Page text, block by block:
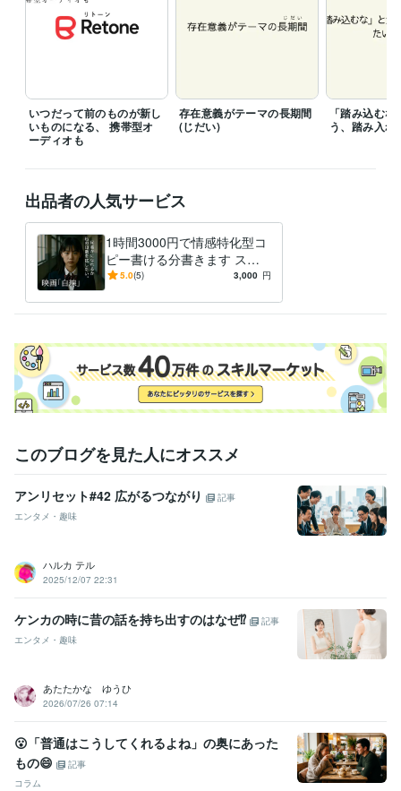
ビジネス・クリエイティブツール
Google ドキュメント:5年 ChatGPT:1年Canva:2年
いつだって前のものが新し
いものになる、 携帯型オ
ーディオも
存在意義がテーマの長期間
(じだい)
「踏み込む
う、踏み入れ
出品者の人気サービス
1時間3000円で情感特化型コ
ピー書ける分書きます スロ
ーガンなどコピーに近いもの
5.0(5) 3,000 円
このブログを見た人にオススメ
アンリセット#42 広がるつながり
記事
エンタメ・趣味
ハルカ テル
2025/12/07 22:31
ケンカの時に昔の話を持ち出すのはなぜ⁉
記事
エンタメ・趣味
あたたかな ゆうひ
2026/07/26 07:14
😮「普通はこうしてくれるよね」の奥にあった
もの😄
記事
コラム